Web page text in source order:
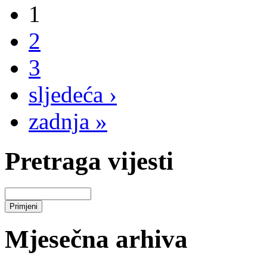
1
2
3
sljedeća ›
zadnja »
Pretraga vijesti
Mjesečna arhiva